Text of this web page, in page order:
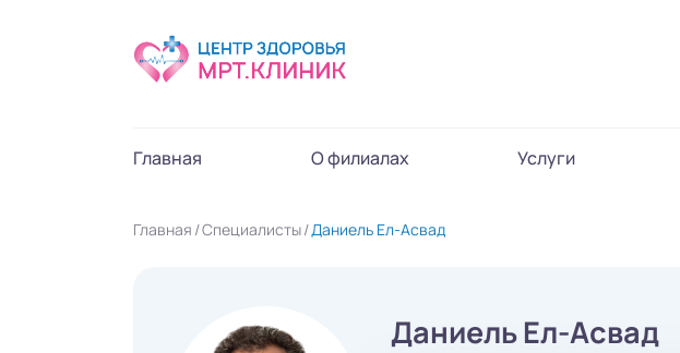
Главная О филиалах Услуги
Главная Специалисты Даниель Ел-Асвад
Даниель Ел-Асвад